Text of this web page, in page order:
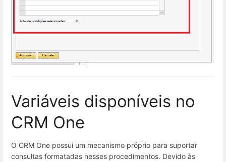
Variáveis disponíveis no
CRM One
O CRM One possui um mecanismo próprio para suportar
consultas formatadas nesses procedimentos. Devido às